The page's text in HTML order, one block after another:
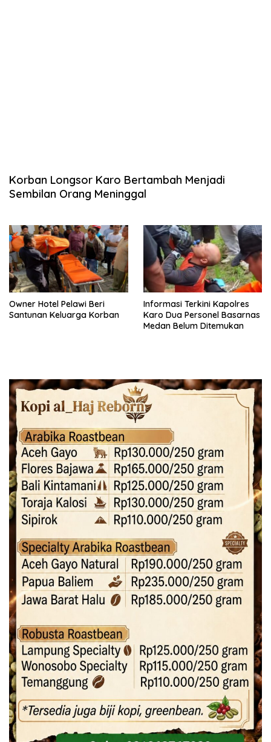
Korban Longsor Karo Bertambah Menjadi
Sembilan Orang Meninggal
Owner Hotel Pelawi Beri
Santunan Keluarga Korban
Informasi Terkini Kapolres
Karo Dua Personel Basarnas
Medan Belum Ditemukan